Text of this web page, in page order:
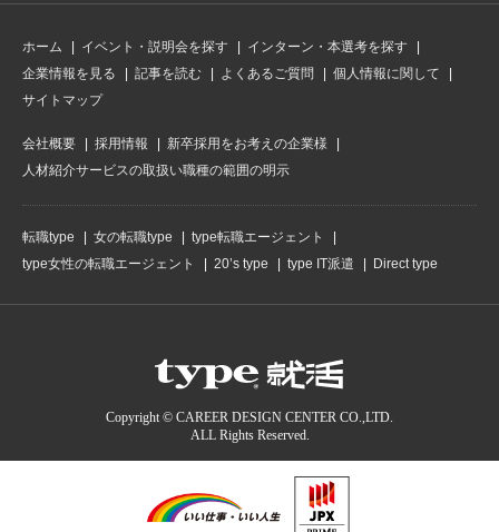
ホーム イベント・説明会を探す
インターン・本選考を探す
企業情報を見る
記事を読む よくあるご質問
個人情報に関して
サイトマップ
会社概要 採用情報
新卒採用をお考えの企業様
人材紹介サービスの取扱い職種の範囲の明示
転職type 女の転職type
type転職エージェント
type女性の転職エージェント
20’s type type IT派遣 Direct type
Copyright © CAREER DESIGN CENTER CO.,LTD.
ALL Rights Reserved.